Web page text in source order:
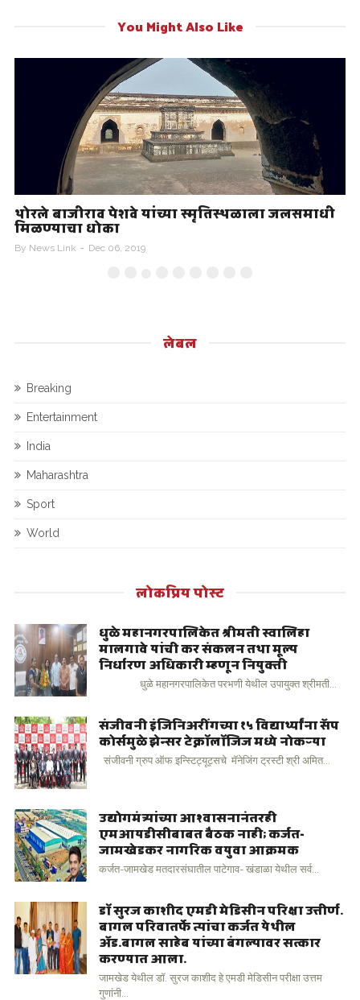
You Might Also Like
थोरले बाजीराव पेशवे यांच्या स्मृतिस्थळाला जलसमाधी
मिळण्याचा धोका
By News Link Dec 06, 2019
लेबल
Breaking
Entertainment
India
Maharashtra
Sport
World
लोकप्रिय पोस्ट
धुळे महानगरपालिकेत श्रीमती स्वालिहा
मालगावे यांची कर संकलन तथा मूल्य
निर्धारण अधिकारी म्हणून नियुक्ती
धुळे महानगरपालिकेत परभणी येथील उपायुक्त श्रीमती...
संजीवनी इंजिनिअरींगच्या १५ विद्यार्थ्यांना सॅप
कोर्समुळे झेन्सर टेक्नॉलॉजिज मध्ये नोकऱ्या
संजीवनी ग्रुप ऑफ इन्स्टिट्यूट्सचे मॅनेजिंग ट्रस्टी श्री अमित...
उद्योगमंत्र्यांच्या आश्वासनानंतरही
एमआयडीसीबाबत बैठक नाही; कर्जत-
जामखेडकर नागरिक वयुवा आक्रमक
कर्जत-जामखेड मतदारसंघातील पाटेगाव- खंडाळा येथील सर्व...
डॉ सुरज काशीद एमडी मेडिसीन परिक्षा उत्तीर्ण.
बागल परिवातर्फे त्यांचा कर्जत येथील
अ‍ॅड.बागल साहेब यांच्या बंगल्यावर सत्कार
करण्यात आला.
जामखेड येथील डॉ. सुरज काशीद हे एमडी मेडिसीन परीक्षा उत्तम
गुणांनी...